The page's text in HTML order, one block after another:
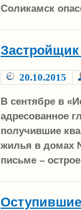
Соликамск
20.10.2015
В сентябре в
адресованное
получившие
жилья в домах
письме –